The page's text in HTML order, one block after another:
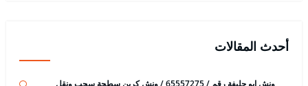
أحدث المقالات